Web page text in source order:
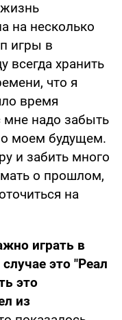
на несколько
игры в
всегда хранить
что я
время
мне надо забыть
моем будущем.
и забить много
о прошлом,
на
играть в
это "Реал
это
из